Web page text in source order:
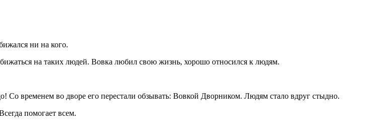
ни на кого.
на таких людей. Вовка любил свою жизнь, хорошо относился к людям.
Со временем во дворе его перестали обзывать: Вовкой Дворником. Людям стало вдруг стыдно.
помогает всем.